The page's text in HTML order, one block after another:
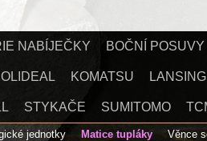
NABÍJEČKY BOČNÍ POSUVY
KOMATSU LANSING
STYKAČE SUMITOMO
jednotky Matice tupláky Věnce